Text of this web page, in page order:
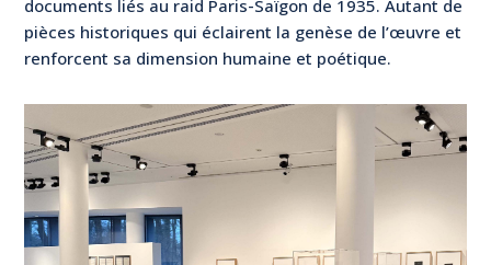
documents liés au raid Paris-Saïgon de 1935. Autant de
pièces historiques qui éclairent la genèse de l’œuvre et
renforcent sa dimension humaine et poétique.